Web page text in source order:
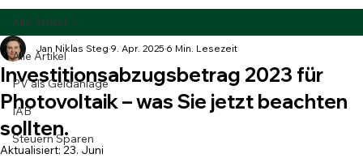
Alle Artikel
PV als Geldanlage
IAB
Steuern Sparen
Alle Artikel
Investitionsabzugsbetrag 2023 für
Photovoltaik – was Sie jetzt beachten
sollten.
Jan Niklas Steg 9. Apr. 2025 6 Min. Lesezeit
Aktualisiert: 23. Juni